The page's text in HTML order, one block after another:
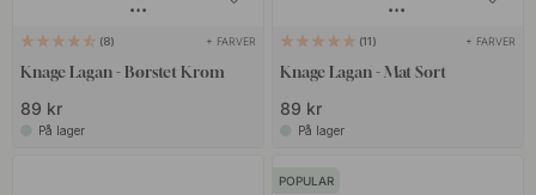
8 + FARVER
Knage Lagan - Børstet Krom
89 kr
På lager
11 + FARVER
Knage Lagan - Mat Sort
89 kr
På lager
POPULAR